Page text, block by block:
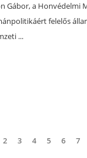
Gábor, a Honvédelmi
felelős
...
2 3 4 5 6 7